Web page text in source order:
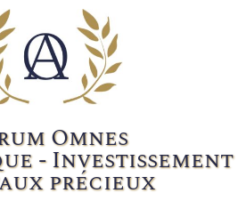
Omnes
- Investissement
précieux